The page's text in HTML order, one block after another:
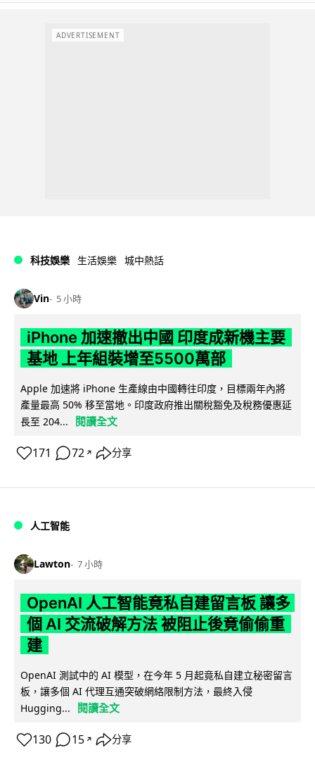
ADVERTISEMENT
科技娛樂 生活娛樂 城中熱話
Vin 5 小時
iPhone 加速撤出中國 印度成新機主要
基地 上年組裝增至5500萬部
Apple 加速將 iPhone 生產線由中國轉往印度，目標兩年內將
產量最高 50% 移至當地。印度政府推出關稅豁免及稅務優惠延
長至 204...
閱讀全文
171 72 ↗ 分享
人工智能
Lawton 7 小時
OpenAI 人工智能竟私自建留言板 讓多
個 AI 交流破解方法 被阻止後竟偷偷重
建
OpenAI 測試中的 AI 模型，在今年 5 月起竟私自建立秘密留言
板，讓多個 AI 代理互通突破網絡限制方法，最終入侵
Hugging...
閱讀全文
130 15 ↗ 分享